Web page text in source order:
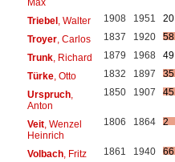
Triebel, Walter 1908 1951
20
Troyer, Carlos 1837 1920
58
Trunk, Richard 1879 1968
49
Türke, Otto 1832 1897
35
Urspruch,
Anton
1850 1907 45
Veit, Wenzel
Heinrich
1806 1864 2
Volbach, Fritz 1861 1940 66